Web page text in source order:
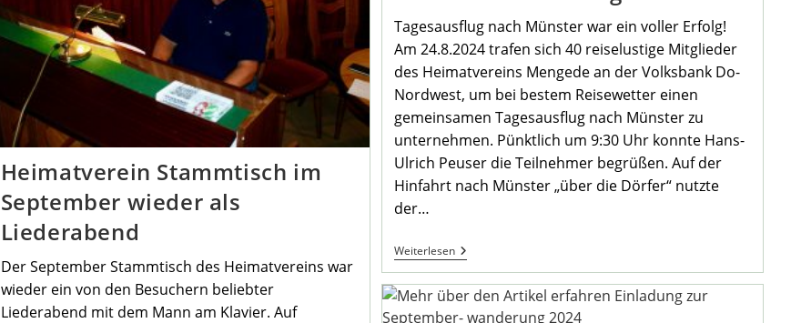
Heimatverein Stammtisch im
September wieder als
Liederabend
Der September Stammtisch des Heimatvereins war
wieder ein von den Besuchern beliebter
Liederabend mit dem Mann am Klavier. Auf
Tagesausflug nach Münster war ein voller Erfolg!
Am 24.8.2024 trafen sich 40 reiselustige Mitglieder
des Heimatvereins Mengede an der Volksbank Do-
Nordwest, um bei bestem Reisewetter einen
gemeinsamen Tagesausflug nach Münster zu
unternehmen. Pünktlich um 9:30 Uhr konnte Hans-
Ulrich Peuser die Teilnehmer begrüßen. Auf der
Hinfahrt nach Münster „über die Dörfer“ nutzte
der…
WeiterlesenTagesausflug
Des
Heimatvereins
Mengede